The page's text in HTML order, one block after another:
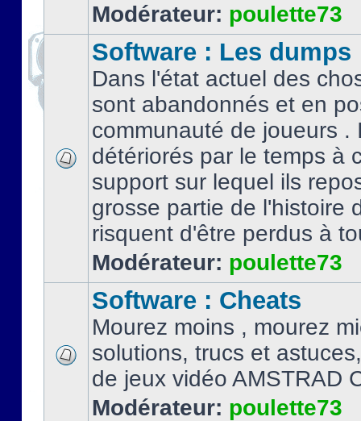
Modérateur: poulette73
Software : Les dumps
Dans l'état actuel des
sont abandonnés et en
communauté de joueurs .
détériorés par le temps à
support sur lequel ils
grosse partie de l'histoire
risquent d'être perdus à
Modérateur: poulette73
Software : Cheats
Mourez moins , mourez
solutions, trucs et
de jeux vidéo AMSTRAD
Modérateur: poulette73